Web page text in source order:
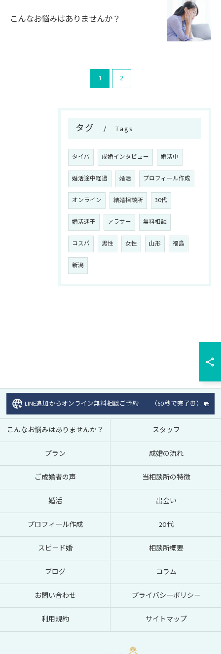
こんなお悩みはありませんか？
1 2
タグ Tags
タイパ 成婚インタビュー 婚活中
婚活途中経過 婚活 プロフィール作成
オンライン 結婚相談所 30代
婚活迷子 アラサー 無料相談
コスパ 男性 女性 山形 福島
新潟
LINE追加からオンライン無料相談ご予約 （60秒で完了⏰）
こんなお悩みはありませんか？ スタッフ
プラン 成婚の流れ
ご成婚者の声 当相談所の特徴
婚活 出会い
プロフィール作成 20代
スピード婚 相談所概要
ブログ コラム
お問い合わせ プライバシーポリシー
利用規約 サイトマップ